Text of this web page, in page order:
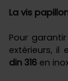
La vis
Pour
extérieurs, il
din 316 en